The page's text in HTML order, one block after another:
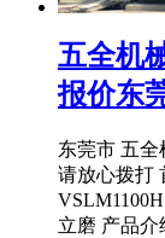
五全机
报价东
东莞市 五全
请放心拨打
立磨 产品